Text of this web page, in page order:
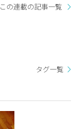
この連載の記事一覧
タグ一覧